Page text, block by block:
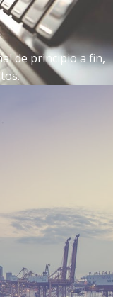
de principio a fin,